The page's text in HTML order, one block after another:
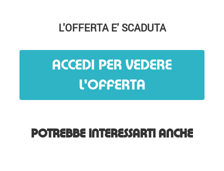
L'OFFERTA E' SCADUTA
ACCEDI PER VEDERE
L'OFFERTA
POTREBBE INTERESSARTI ANCHE